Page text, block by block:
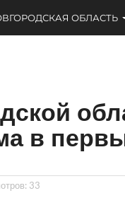
ОБЛАСТЬ
в
33